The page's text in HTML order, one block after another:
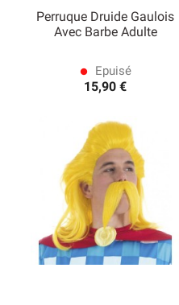
Perruque Druide Gaulois
Avec Barbe Adulte
lens Epuisé
15,90 €